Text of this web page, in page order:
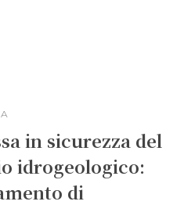
in sicurezza del
idrogeologico:
di